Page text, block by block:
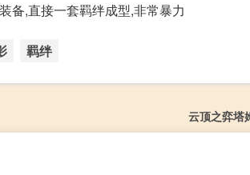
备,直接一套羁绊成型,非常暴力
羁绊
云顶之弈塔